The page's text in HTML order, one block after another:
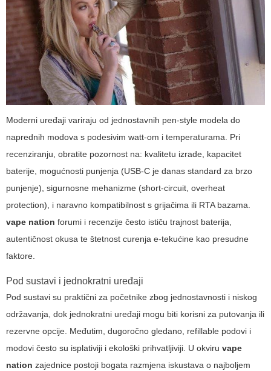
Moderni uređaji variraju od jednostavnih pen-style modela do
naprednih modova s podesivim watt-om i temperaturama. Pri
recenziranju, obratite pozornost na: kvalitetu izrade, kapacitet
baterije, mogućnosti punjenja (USB-C je danas standard za brzo
punjenje), sigurnosne mehanizme (short-circuit, overheat
protection), i naravno kompatibilnost s grijačima ili RTA bazama.
vape nation forumi i recenzije često ističu trajnost baterija,
autentičnost okusa te štetnost curenja e-tekućine kao presudne
faktore.
Pod sustavi i jednokratni uređaji
Pod sustavi su praktični za početnike zbog jednostavnosti i niskog
održavanja, dok jednokratni uređaji mogu biti korisni za putovanja ili
rezervne opcije. Međutim, dugoročno gledano, refillable podovi i
modovi često su isplativiji i ekološki prihvatljiviji. U okviru vape
nation zajednice postoji bogata razmjena iskustava o najboljem